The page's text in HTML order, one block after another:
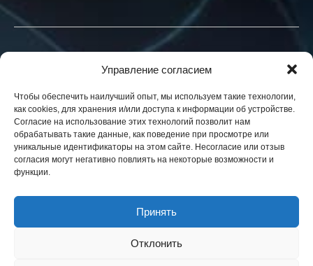
Управление согласием
Чтобы обеспечить наилучший опыт, мы используем такие технологии,
как cookies, для хранения и/или доступа к информации об устройстве.
Согласие на использование этих технологий позволит нам
обрабатывать такие данные, как поведение при просмотре или
уникальные идентификаторы на этом сайте. Несогласие или отзыв
согласия могут негативно повлиять на некоторые возможности и
функции.
Принять
Отклонить
info@h-x.technology
540043 ,Targu Mures Postei str., nr. 3, ap. 1
Юридические лица в ЕС, Украине и США. Контракты в вашей
юрисдикции.
Новости
Блог